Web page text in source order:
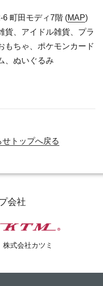
町田モディ7階 (MAP)
、アイドル雑貨、プラ
もちゃ、ポケモンカード
、ぬいぐるみ
せトップへ戻る
会社
株式会社カツミ